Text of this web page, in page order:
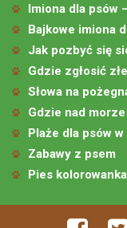
Imiona dla psów
Bajkowe imiona
Jak pozbyć się
Gdzie zgłosić
Słowa na
Gdzie nad
Plaże dla psów
Zabawy z psem
Pies